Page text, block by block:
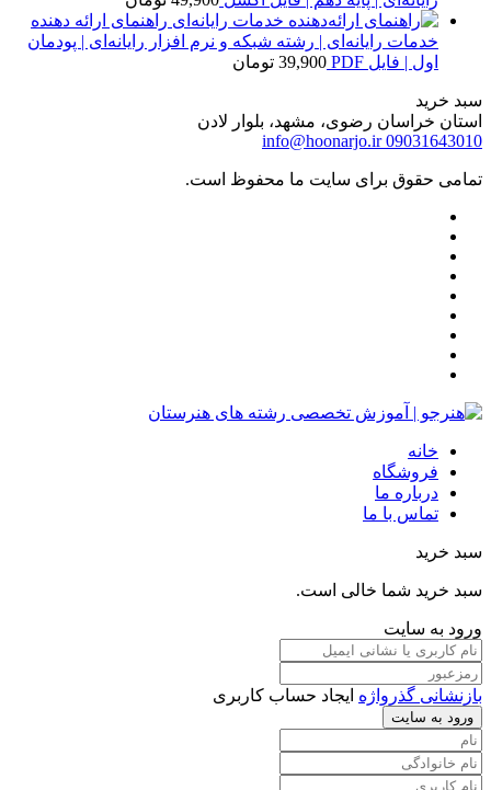
راهنمای ارائه دهنده
خدمات رایانه‌ای | رشته شبکه و نرم افزار رایانه‌ای | پودمان
اول | فایل PDF
39,900 تومان
سبد خرید
استان خراسان رضوی، مشهد، بلوار لادن
09031643010
info@hoonarjo.ir
تمامی حقوق برای سایت ما محفوظ است.
خانه
فروشگاه
درباره ما
تماس با ما
سبد خرید
سبد خرید شما خالی است.
ورود به سایت
بازنشانی گذرواژه ایجاد حساب کاربری
ورود به سایت